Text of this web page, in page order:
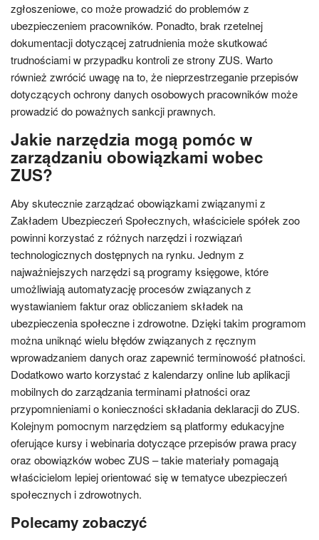
zgłoszeniowe, co może prowadzić do problemów z
ubezpieczeniem pracowników. Ponadto, brak rzetelnej
dokumentacji dotyczącej zatrudnienia może skutkować
trudnościami w przypadku kontroli ze strony ZUS. Warto
również zwrócić uwagę na to, że nieprzestrzeganie przepisów
dotyczących ochrony danych osobowych pracowników może
prowadzić do poważnych sankcji prawnych.
Jakie narzędzia mogą pomóc w
zarządzaniu obowiązkami wobec
ZUS?
Aby skutecznie zarządzać obowiązkami związanymi z
Zakładem Ubezpieczeń Społecznych, właściciele spółek zoo
powinni korzystać z różnych narzędzi i rozwiązań
technologicznych dostępnych na rynku. Jednym z
najważniejszych narzędzi są programy księgowe, które
umożliwiają automatyzację procesów związanych z
wystawianiem faktur oraz obliczaniem składek na
ubezpieczenia społeczne i zdrowotne. Dzięki takim programom
można uniknąć wielu błędów związanych z ręcznym
wprowadzaniem danych oraz zapewnić terminowość płatności.
Dodatkowo warto korzystać z kalendarzy online lub aplikacji
mobilnych do zarządzania terminami płatności oraz
przypomnieniami o konieczności składania deklaracji do ZUS.
Kolejnym pomocnym narzędziem są platformy edukacyjne
oferujące kursy i webinaria dotyczące przepisów prawa pracy
oraz obowiązków wobec ZUS – takie materiały pomagają
właścicielom lepiej orientować się w tematyce ubezpieczeń
społecznych i zdrowotnych.
Polecamy zobaczyć